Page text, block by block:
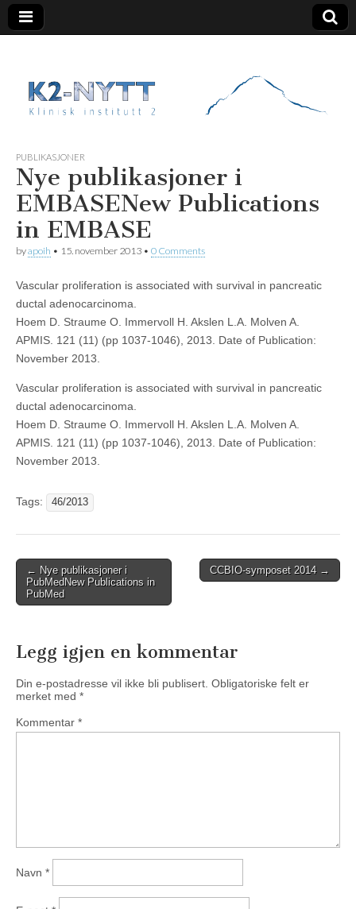
K2 Nytt
PUBLIKASJONER
Nye publikasjoner i
EMBASENew Publications
in EMBASE
byapoih • 15. november 2013 • 0 Comments
Vascular proliferation is associated with survival in pancreatic
ductal adenocarcinoma.
Hoem D. Straume O. Immervoll H. Akslen L.A. Molven A.
APMIS. 121 (11) (pp 1037-1046), 2013. Date of Publication:
November 2013.
Vascular proliferation is associated with survival in pancreatic
ductal adenocarcinoma.
Hoem D. Straume O. Immervoll H. Akslen L.A. Molven A.
APMIS. 121 (11) (pp 1037-1046), 2013. Date of Publication:
November 2013.
Tags: 46/2013
Post
navigation
← Nye publikasjoner i
PubMedNew Publications in
PubMed
CCBIO-symposet 2014→
Legg igjen en kommentar
Din e-postadresse vil ikke bli publisert. Obligatoriske felt er
merket med *
Kommentar *
Navn *